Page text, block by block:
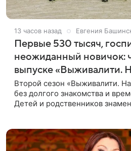
13 часов назад Евгения
Первые 530 тысяч,
неожиданный новичок:
выпуске «Выживалити.
Второй сезон «Выживалити.
без долгого знакомства и
Детей и родственников